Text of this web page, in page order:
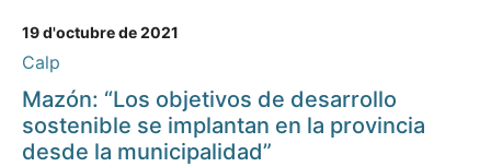
19 d'octubre de 2021
Calp
Mazón: “Los objetivos de desarrollo
sostenible se implantan en la provincia
desde la municipalidad”